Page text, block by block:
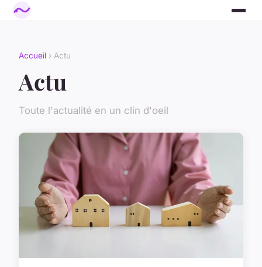
Accueil › Actu
Actu
Toute l'actualité en un clin d'oeil